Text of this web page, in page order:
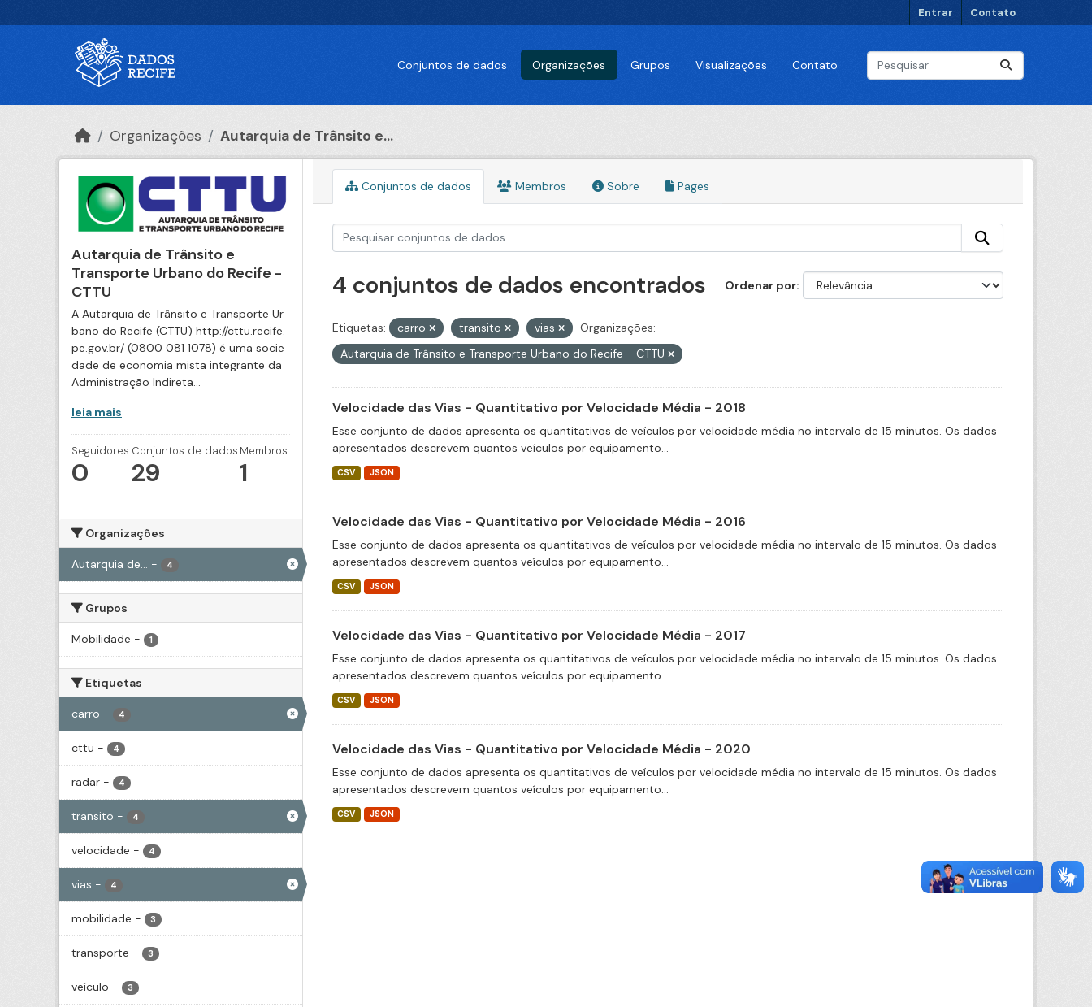
Entrar Contato
Conjuntos de dados Organizações Grupos Visualizações Contato
Organizações Autarquia de Trânsito e...
Autarquia de Trânsito e
Transporte Urbano do Recife -
CTTU
A Autarquia de Trânsito e Transporte Ur
bano do Recife (CTTU) http://cttu.recife.
pe.gov.br/ (0800 081 1078) é uma socie
dade de economia mista integrante da
Administração Indireta...
leia mais
Seguidores
0
Conjuntos de dados
29
Membros
1
Organizações
Autarquia de... - 4
Grupos
Mobilidade - 1
Etiquetas
carro - 4
cttu - 4
radar - 4
transito - 4
velocidade - 4
vias - 4
mobilidade - 3
transporte - 3
veículo - 3
Conjuntos de dados Membros Sobre Pages
Ordenar por
4 conjuntos de dados encontrados
Etiquetas: carro transito vias
Organizações:
Autarquia de Trânsito e Transporte Urbano do Recife - CTTU
Velocidade das Vias - Quantitativo por Velocidade Média - 2018
Esse conjunto de dados apresenta os quantitativos de veículos por velocidade média no intervalo de 15 minutos. Os dados
apresentados descrevem quantos veículos por equipamento...
CSV JSON
Velocidade das Vias - Quantitativo por Velocidade Média - 2016
Esse conjunto de dados apresenta os quantitativos de veículos por velocidade média no intervalo de 15 minutos. Os dados
apresentados descrevem quantos veículos por equipamento...
CSV JSON
Velocidade das Vias - Quantitativo por Velocidade Média - 2017
Esse conjunto de dados apresenta os quantitativos de veículos por velocidade média no intervalo de 15 minutos. Os dados
apresentados descrevem quantos veículos por equipamento...
CSV JSON
Velocidade das Vias - Quantitativo por Velocidade Média - 2020
Esse conjunto de dados apresenta os quantitativos de veículos por velocidade média no intervalo de 15 minutos. Os dados
apresentados descrevem quantos veículos por equipamento...
CSV JSON